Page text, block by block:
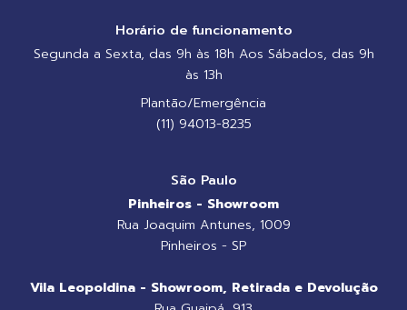
Horário de funcionamento
Segunda a Sexta, das 9h às 18h Aos Sábados, das 9h
às 13h
Plantão/Emergência
(11) 94013-8235
São Paulo
Pinheiros - Showroom
Rua Joaquim Antunes, 1009
Pinheiros - SP
Vila Leopoldina - Showroom, Retirada e Devolução